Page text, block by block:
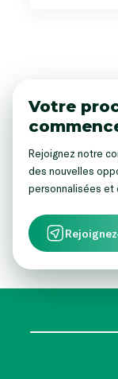
Votre
Rejoignez notre
des nouvelles
personnalisées et
follow